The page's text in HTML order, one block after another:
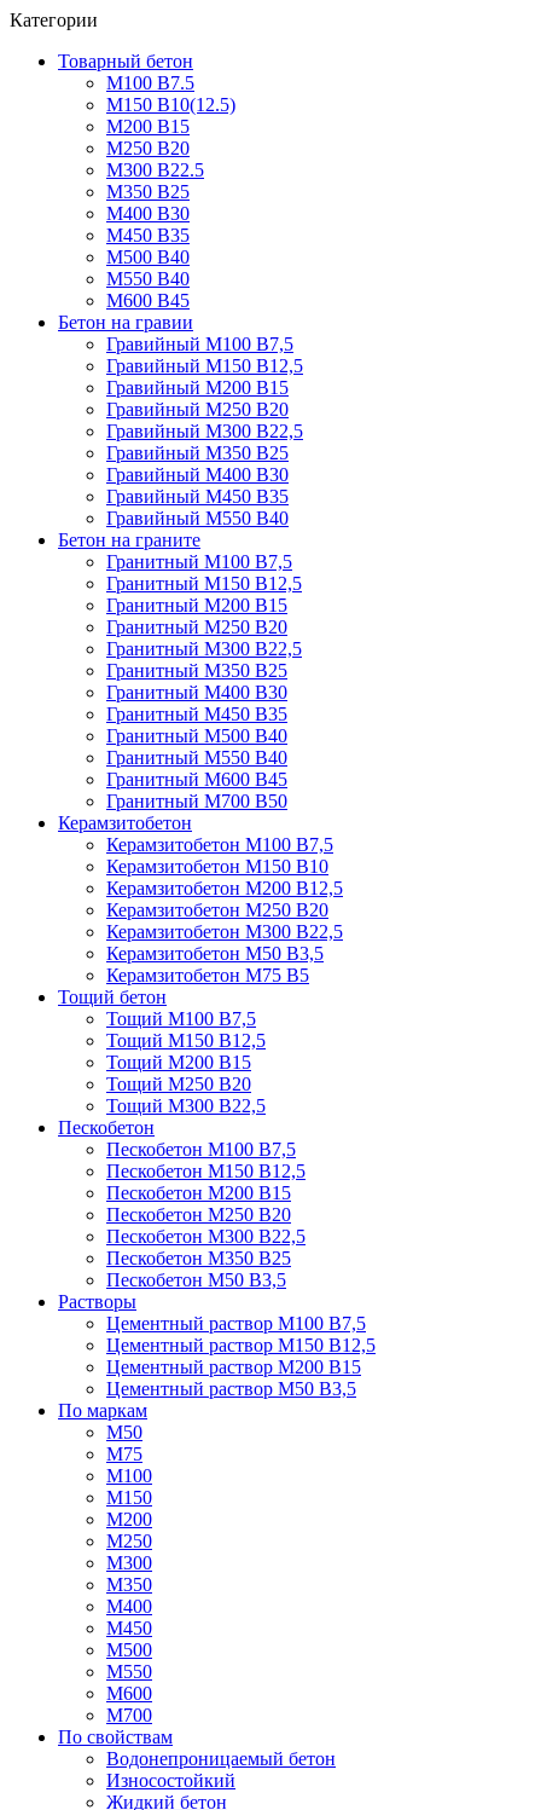
Категории
Товарный бетон
М100 В7.5
М150 В10(12.5)
М200 В15
М250 В20
М300 В22.5
М350 В25
М400 В30
М450 В35
М500 В40
М550 В40
М600 В45
Бетон на гравии
Гравийный М100 В7,5
Гравийный М150 В12,5
Гравийный М200 В15
Гравийный М250 В20
Гравийный М300 В22,5
Гравийный М350 В25
Гравийный М400 В30
Гравийный М450 В35
Гравийный М550 В40
Бетон на граните
Гранитный М100 В7,5
Гранитный М150 В12,5
Гранитный М200 В15
Гранитный М250 В20
Гранитный М300 В22,5
Гранитный М350 В25
Гранитный М400 В30
Гранитный М450 В35
Гранитный М500 В40
Гранитный М550 В40
Гранитный М600 В45
Гранитный М700 В50
Керамзитобетон
Керамзитобетон М100 В7,5
Керамзитобетон М150 В10
Керамзитобетон М200 В12,5
Керамзитобетон М250 В20
Керамзитобетон М300 В22,5
Керамзитобетон М50 В3,5
Керамзитобетон М75 В5
Тощий бетон
Тощий М100 В7,5
Тощий М150 В12,5
Тощий М200 В15
Тощий М250 В20
Тощий М300 В22,5
Пескобетон
Пескобетон М100 В7,5
Пескобетон М150 В12,5
Пескобетон М200 В15
Пескобетон М250 В20
Пескобетон М300 В22,5
Пескобетон М350 В25
Пескобетон М50 В3,5
Растворы
Цементный раствор М100 В7,5
Цементный раствор М150 В12,5
Цементный раствор М200 В15
Цементный раствор М50 В3,5
По маркам
М50
М75
М100
М150
М200
М250
М300
М350
М400
М450
М500
М550
М600
М700
По свойствам
Водонепроницаемый бетон
Износостойкий
Жидкий бетон